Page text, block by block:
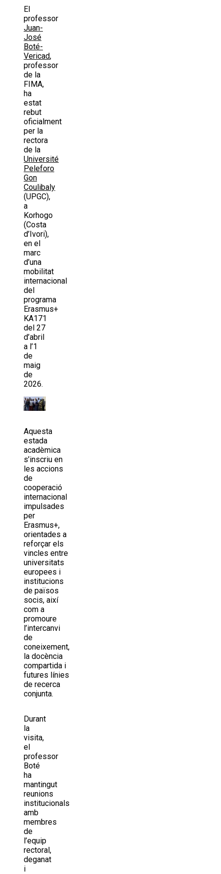
El
professor
Juan-
José
Boté-
Vericad,
professor
de la
FIMA,
ha
estat
rebut
oficialment
per la
rectora
de la
Université
Peleforo
Gon
Coulibaly
(UPGC),
a
Korhogo
(Costa
d’Ivori),
en el
marc
d’una
mobilitat
internacional
del
programa
Erasmus+
KA171
del 27
d’abril
a l’1
de
maig
de
2026.
Aquesta
estada
acadèmica
s’inscriu en
les accions
de
cooperació
internacional
impulsades
per
Erasmus+,
orientades a
reforçar els
vincles entre
universitats
europees i
institucions
de països
socis, així
com a
promoure
l’intercanvi
de
coneixement,
la docència
compartida i
futures línies
de recerca
conjunta.
Durant
la
visita,
el
professor
Boté
ha
mantingut
reunions
institucionals
amb
membres
de
l’equip
rectoral,
deganat
i